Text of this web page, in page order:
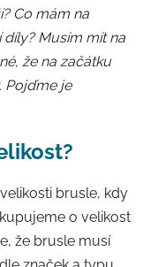
Co mám na
Musím mít na
že na začátku
Pojďme je
brusle, kdy
o velikost
že brusle musí